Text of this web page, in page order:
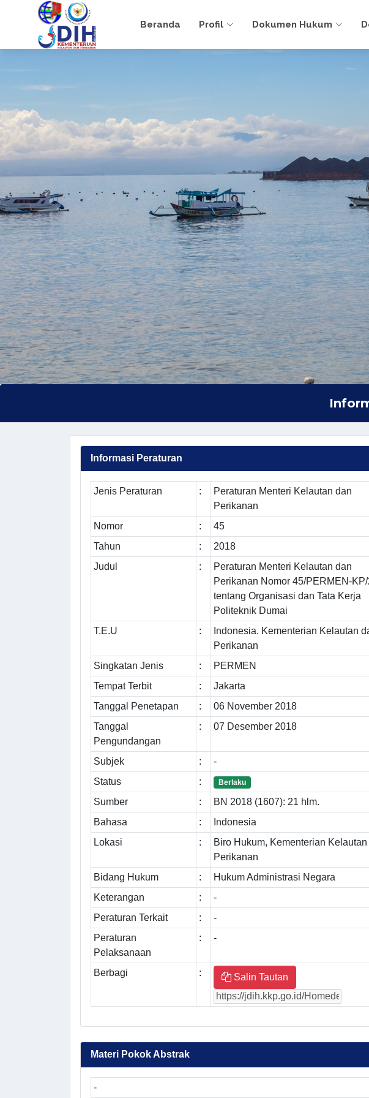
Beranda Profil Dokumen Hukum
Informasi Peraturan
Jenis Peraturan :
Peraturan Menteri Kelautan dan
Perikanan
Nomor
:
45
Tahun
:
2018
Judul
:
Peraturan Menteri Kelautan dan
Perikanan Nomor 45/PERMEN-
tentang Organisasi dan Tata Kerja
Politeknik Dumai
T.E.U
:
Indonesia. Kementerian Kelautan
Perikanan
Singkatan Jenis
:
PERMEN
Tempat Terbit
:
Jakarta
Tanggal Penetapan
:
06 November 2018
Tanggal
Pengundangan
: 07 Desember 2018
Subjek :
-
Status
: Berlaku
Sumber :
BN 2018 (1607): 21 hlm.
Bahasa
:
Indonesia
Lokasi
:
Biro Hukum, Kementerian Kelautan
Perikanan
Bidang Hukum
:
Hukum Administrasi Negara
Keterangan
:
-
Peraturan Terkait
:
-
Peraturan
Pelaksanaan
: -
Berbagi : Salin Tautan
Materi Pokok Abstrak
-